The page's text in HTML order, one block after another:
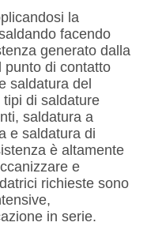
la
facendo
generato dalla
punto di contatto
saldatura del
di saldature
saldatura a
e saldatura di
è altamente
e
richieste sono
in serie.